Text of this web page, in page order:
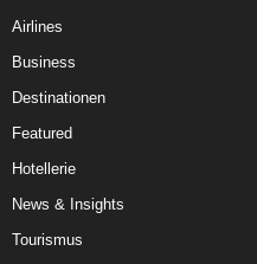
Airlines
Business
Destinationen
Featured
Hotellerie
News & Insights
Tourismus